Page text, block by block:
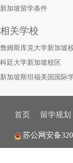
新加坡留学条件
相关学校
詹姆斯库克大学新加坡
科廷大学新加坡校区
新加坡斯坦福美国国际
首页 留学规划
苏公网安备